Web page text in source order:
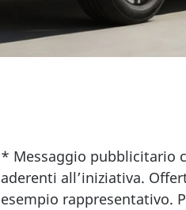
* Messaggio pubblicitario
aderenti all’iniziativa.
esempio rappresentativo.